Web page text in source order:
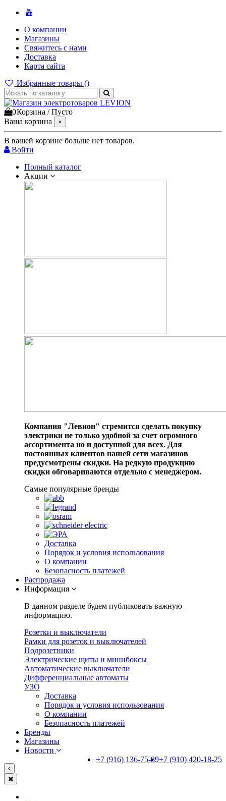
О компании
Магазины
Свяжитесь с нами
Доставка
Карта сайта
Избранные товары ()
0Корзина /Пусто
Ваша корзина
×
В вашей корзине больше нет товаров.
Войти
Полный каталог
Акции
Компания "Левион" стремится сделать покупку
электрики не только удобной за счет огромного
ассортимента но и доступной для всех. Для
постоянных клиентов нашей сети магазинов
предусмотрены скидки. На редкую продукцию
скидки обговариваются отдельно с менеджером.
Самые популярные бренды
Доставка
Порядок и условия использования
О компании
Безопасность платежей
Распродажа
Информация
В данном разделе будем публиковать важную
информацию.
Розетки и выключатели
Рамки для розеток и выключателей
Подрозетники
Электрические щиты и минибоксы
Автоматические выключатели
Дифференциальные автоматы
УЗО
Доставка
Порядок и условия использования
О компании
Безопасность платежей
Бренды
Магазины
Новости
+7 (910) 420-18-25
+7 (916) 136-75-89